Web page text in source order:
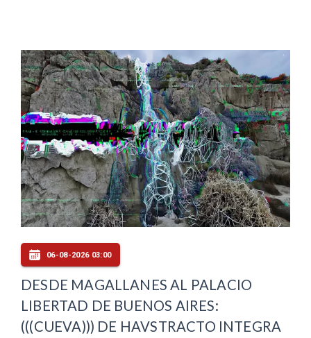
06-08-2026 03:00
DESDE MAGALLANES AL PALACIO
LIBERTAD DE BUENOS AIRES:
(((CUEVA))) DE HAVSTRACTO INTEGRA